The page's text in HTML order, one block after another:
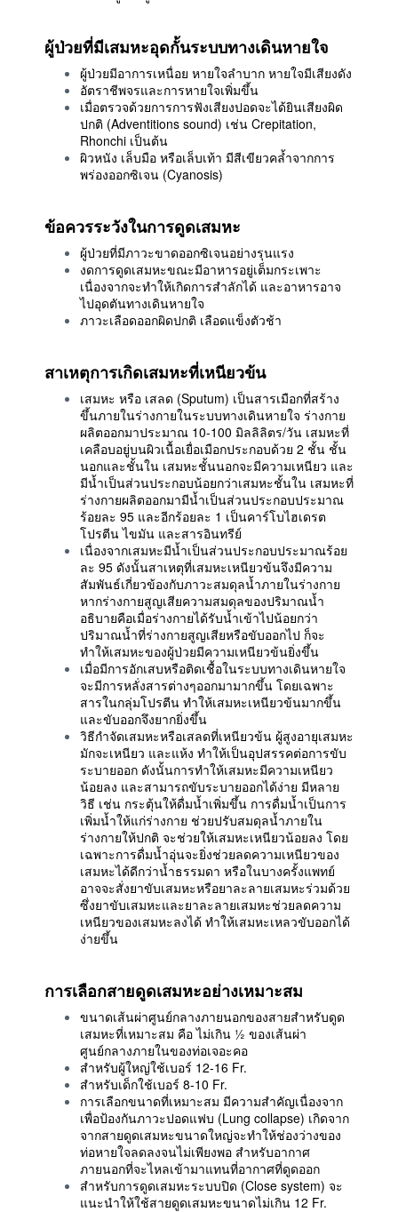
ผู้ป่วยที่มีเสมหะอุดกั้นระบบทางเดินหายใจ
ผู้ป่วยมีอาการเหนื่อย หายใจลำบาก หายใจมีเสียงดัง
อัตราชีพจรและการหายใจเพิ่มขึ้น
เมื่อตรวจด้วยการการฟังเสียงปอดจะได้ยินเสียงผิด
ปกติ (Adventitions sound) เช่น Crepitation,
Rhonchi เป็นต้น
ผิวหนัง เล็บมือ หรือเล็บเท้า มีสีเขียวคล้ำจากการ
พร่องออกซิเจน (Cyanosis)
ข้อควรระวังในการดูดเสมหะ
ผู้ป่วยที่มีภาวะขาดออกซิเจนอย่างรุนแรง
งดการดูดเสมหะขณะมีอาหารอยู่เต็มกระเพาะ
เนื่องจากจะทำให้เกิดการสำลักได้ และอาหารอาจ
ไปอุดตันทางเดินหายใจ
ภาวะเลือดออกผิดปกติ เลือดแข็งตัวช้า
สาเหตุการเกิดเสมหะที่เหนียวข้น
เสมหะ หรือ เสลด (Sputum) เป็นสารเมือกที่สร้าง
ขึ้นภายในร่างกายในระบบทางเดินหายใจ ร่างกาย
ผลิตออกมาประมาณ 10-100 มิลลิลิตร/วัน เสมหะที่
เคลือบอยู่บนผิวเนื้อเยื่อเมือกประกอบด้วย 2 ชั้น ชั้น
นอกและชั้นใน เสมหะชั้นนอกจะมีความเหนียว และ
มีน้ำเป็นส่วนประกอบน้อยกว่าเสมหะชั้นใน เสมหะที่
ร่างกายผลิตออกมามีน้ำเป็นส่วนประกอบประมาณ
ร้อยละ 95 และอีกร้อยละ 1 เป็นคาร์โบไฮเดรต
โปรตีน ไขมัน และสารอินทรีย์
เนื่องจากเสมหะมีน้ำเป็นส่วนประกอบประมาณร้อย
ละ 95 ดังนั้นสาเหตุที่เสมหะเหนียวข้นจึงมีความ
สัมพันธ์เกี่ยวข้องกับภาวะสมดุลน้ำภายในร่างกาย
หากร่างกายสูญเสียความสมดุลของปริมาณน้ำ
อธิบายคือเมื่อร่างกายได้รับน้ำเข้าไปน้อยกว่า
ปริมาณน้ำที่ร่างกายสูญเสียหรือขับออกไป ก็จะ
ทำให้เสมหะของผู้ป่วยมีความเหนียวข้นยิ่งขึ้น
เมื่อมีการอักเสบหรือติดเชื้อในระบบทางเดินหายใจ
จะมีการหลั่งสารต่างๆออกมามากขึ้น โดยเฉพาะ
สารในกลุ่มโปรตีน ทำให้เสมหะเหนียวข้นมากขึ้น
และขับออกจึงยากยิ่งขึ้น
วิธีกำจัดเสมหะหรือเสลดที่เหนียวข้น ผู้สูงอายุเสมหะ
มักจะเหนียว และแห้ง ทำให้เป็นอุปสรรคต่อการขับ
ระบายออก ดังนั้นการทำให้เสมหะมีความเหนียว
น้อยลง และสามารถขับระบายออกได้ง่าย มีหลาย
วิธี เช่น กระตุ้นให้ดื่มน้ำเพิ่มขึ้น การดื่มน้ำเป็นการ
เพิ่มน้ำให้แก่ร่างกาย ช่วยปรับสมดุลน้ำภายใน
ร่างกายให้ปกติ จะช่วยให้เสมหะเหนียวน้อยลง โดย
เฉพาะการดื่มน้ำอุ่นจะยิ่งช่วยลดความเหนียวของ
เสมหะได้ดีกว่าน้ำธรรมดา หรือในบางครั้งแพทย์
อาจจะสั่งยาขับเสมหะหรือยาละลายเสมหะร่วมด้วย
ซึ่งยาขับเสมหะและยาละลายเสมหะช่วยลดความ
เหนียวของเสมหะลงได้ ทำให้เสมหะเหลวขับออกได้
ง่ายขึ้น
การเลือกสายดูดเสมหะอย่างเหมาะสม
ขนาดเส้นผ่าศูนย์กลางภายนอกของสายสำหรับดูด
เสมหะที่เหมาะสม คือ ไม่เกิน ½ ของเส้นผ่า
ศูนย์กลางภายในของท่อเจอะคอ
สำหรับผู้ใหญ่ใช้เบอร์ 12-16 Fr.
สำหรับเด็กใช้เบอร์ 8-10 Fr.
การเลือกขนาดที่เหมาะสม มีความสำคัญเนื่องจาก
เพื่อป้องกันภาวะปอดแฟบ (Lung collapse) เกิดจาก
จากสายดูดเสมหะขนาดใหญ่จะทำให้ช่องว่างของ
ท่อหายใจลดลงจนไม่เพียงพอ สำหรับอากาศ
ภายนอกที่จะไหลเข้ามาแทนที่อากาศที่ดูดออก
สำหรับการดูดเสมหะระบบปิด (Close system) จะ
แนะนำให้ใช้สายดูดเสมหะขนาดไม่เกิน 12 Fr.